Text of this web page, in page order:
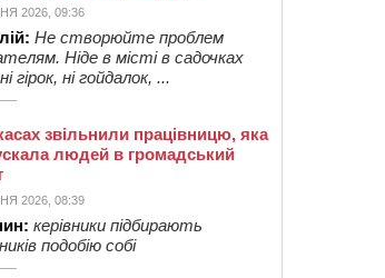
2026, 09:36
Не створюйте проблем
Ніде в місті в садочках
гірок, ні гойдалок, ...
звільнили працівницю, яка
людей в громадський
2026, 08:39
керівники підбирають
подобію собі